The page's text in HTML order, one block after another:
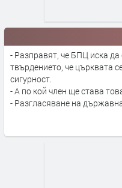
- Разправят, че БПЦ иска да
твърдението, че църквата
сигурност.
- А по кой член ще става
- Разгласяване на